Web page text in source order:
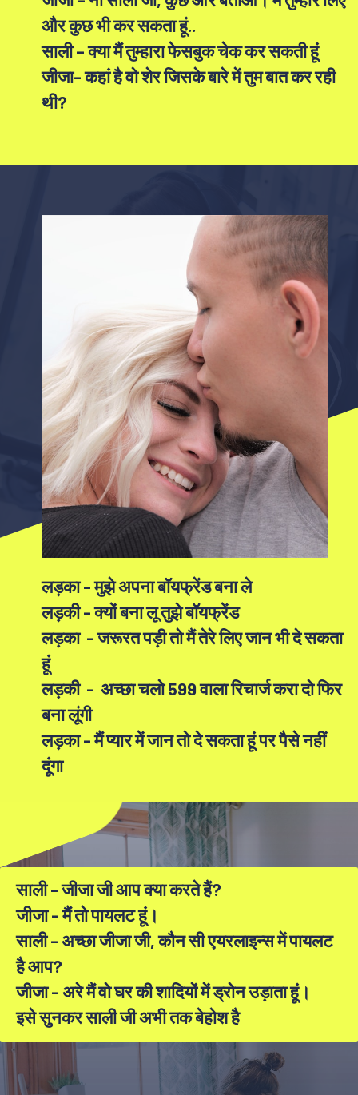
और कुछ भी कर सकता हूं..
साली – क्या मैं तुम्हारा फेसबुक चेक कर सकती हूं
जीजा- कहां है वो शेर जिसके बारे में तुम बात कर रही
थी?
लड़का - मुझे अपना बॉयफ्रेंड बना ले
लड़की - क्यों बना लू तुझे बॉयफ्रेंड
लड़का - जरूरत पड़ी तो मैं तेरे लिए जान भी दे सकता
हूं
लड़की - अच्छा चलो 599 वाला रिचार्ज करा दो फिर
बना लूंगी
लड़का - मैं प्यार में जान तो दे सकता हूं पर पैसे नहीं
दूंगा
साली - जीजा जी आप क्या करते हैं?
जीजा - मैं तो पायलट हूं।
साली - अच्छा जीजा जी, कौन सी एयरलाइन्स में पायलट
है आप?
जीजा - अरे मैं वो घर की शादियों में ड्रोन उड़ाता हूं।
इसे सुनकर साली जी अभी तक बेहोश है